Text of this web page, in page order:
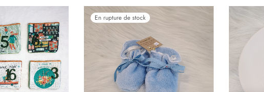
En rupture de stock